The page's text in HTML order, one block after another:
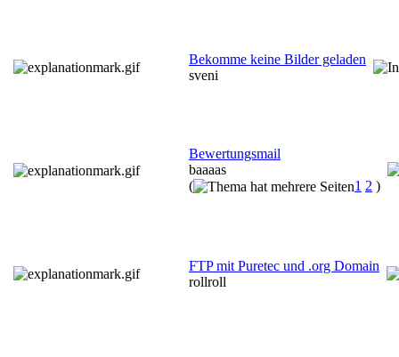
Bekomme keine Bilder geladen
sveni
Bewertungsmail
baaaas
(
1 2 )
FTP mit Puretec und .org Domain
rollroll